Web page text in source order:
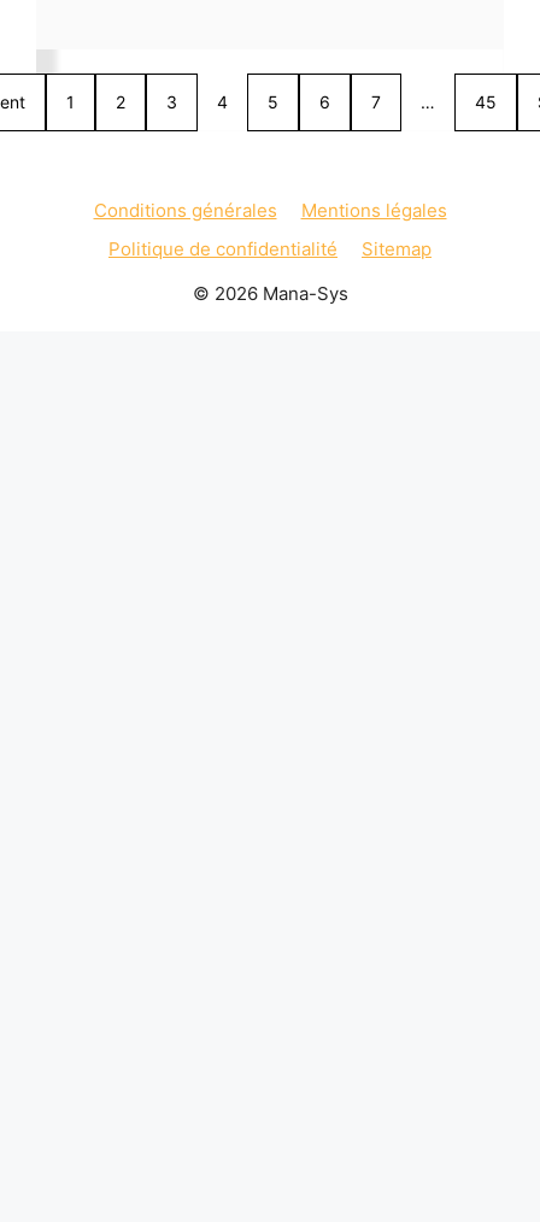
1 2 3 4 5 6 7 … 45
Conditions générales
Mentions légales
Politique de confidentialité
Sitemap
© 2026 Mana-Sys